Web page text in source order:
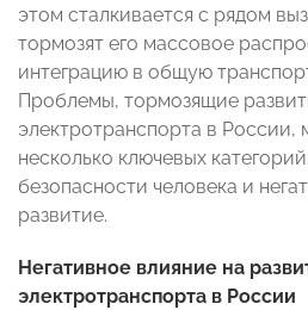
этом сталкивается с рядом
тормозят его массовое
интеграцию в общую
Проблемы, тормозящие
электротранспорта в России,
несколько ключевых
безопасности человека и
развитие.
Негативное влияние на
электротранспорта в России